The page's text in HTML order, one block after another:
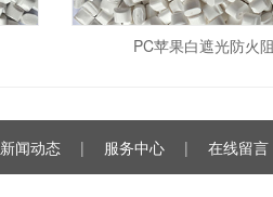
PC苹果白遮光防火
新闻动态 | 服务中心 | 在线留言